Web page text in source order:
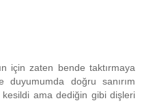
için zaten bende taktırmaya
doğru sanırım
ama dediğin gibi dişleri